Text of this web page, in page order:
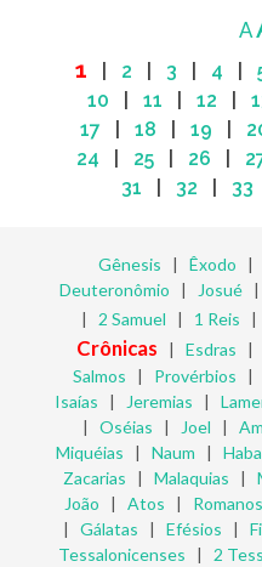
A
1 2 3 4
10
11 12
17
18 19
24
25 26
31
32 33
Gênesis | Êxodo |
Deuteronômio | Josué|
| 2 Samuel | 1 Reis |
Crônicas | Esdras |
Salmos | Provérbios |
Isaías | Jeremias |
| Oséias | Joel |
Miquéias | Naum |
Zacarias | Malaquias |
João | Atos | Romanos
| Gálatas | Efésios |
Tessalonicenses | 2